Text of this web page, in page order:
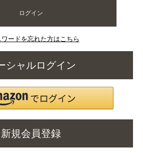
ログイン
ードを忘れた方はこちら
シャルログイン
新規会員登録